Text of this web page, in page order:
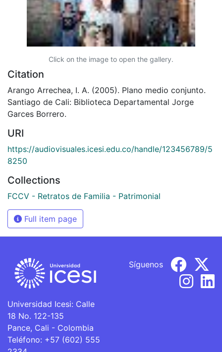
Click on the image to open the gallery.
Citation
Arango Arrechea, I. A. (2005). Plano medio conjunto.
Santiago de Cali: Biblioteca Departamental Jorge
Garces Borrero.
URI
https://audiovisuales.icesi.edu.co/handle/123456789/5
8250
Collections
FCCV - Retratos de Familia - Patrimonial
Full item page
Universidad Icesi: Calle
18 No. 122-135
Pance, Cali - Colombia
Teléfono: +57 (602) 555
Síguenos